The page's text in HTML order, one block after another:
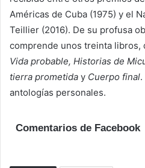
Américas de Cuba (1975) y el
Teillier (2016). De su profusa
comprende unos treinta libros,
Vida probable, Historias de
tierra prometida y Cuerpo final
antologías personales.
Comentarios de Facebook